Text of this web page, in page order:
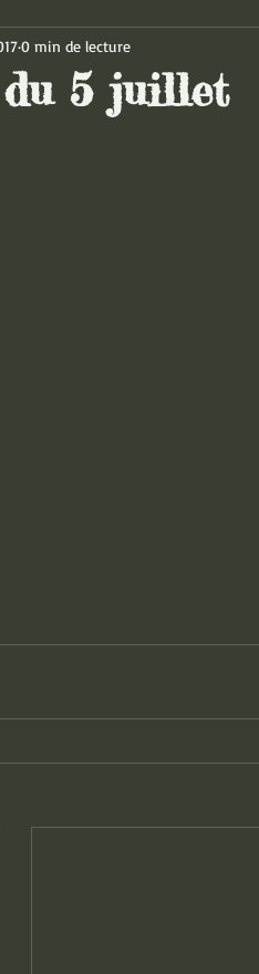
5 juillet
0 min de lecture